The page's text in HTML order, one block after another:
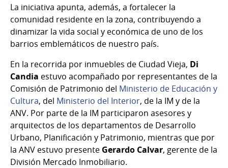
La iniciativa apunta, además, a fortalecer la
comunidad residente en la zona, contribuyendo a
dinamizar la vida social y económica de uno de los
barrios emblemáticos de nuestro país.
En la recorrida por inmuebles de Ciudad Vieja, Di
Candia estuvo acompañado por representantes de la
Comisión de Patrimonio del Ministerio de Educación y
Cultura, del Ministerio del Interior, de la IM y de la
ANV. Por parte de la IM participaron asesores y
arquitectos de los departamentos de Desarrollo
Urbano, Planificación y Patrimonio, mientras que por
la ANV estuvo presente Gerardo Calvar, gerente de la
División Mercado Inmobiliario.